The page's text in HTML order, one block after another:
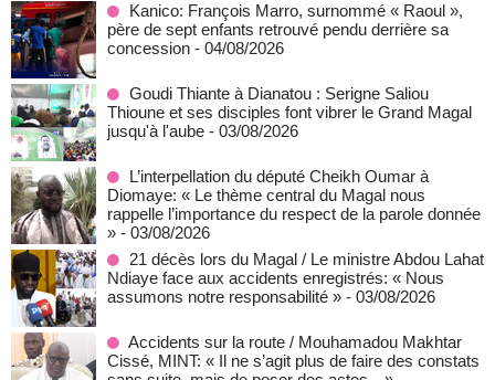
Kanico: François Marro, surnommé « Raoul »,
père de sept enfants retrouvé pendu derrière sa
concession - 04/08/2026
Goudi Thiante à Dianatou : Serigne Saliou
Thioune et ses disciples font vibrer le Grand Magal
jusqu'à l'aube - 03/08/2026
L’interpellation du député Cheikh Oumar à
Diomaye: « Le thème central du Magal nous
rappelle l’importance du respect de la parole donnée
» - 03/08/2026
21 décès lors du Magal / Le ministre Abdou Lahat
Ndiaye face aux accidents enregistrés: « Nous
assumons notre responsabilité » - 03/08/2026
Accidents sur la route / Mouhamadou Makhtar
Cissé, MINT: « Il ne s’agit plus de faire des constats